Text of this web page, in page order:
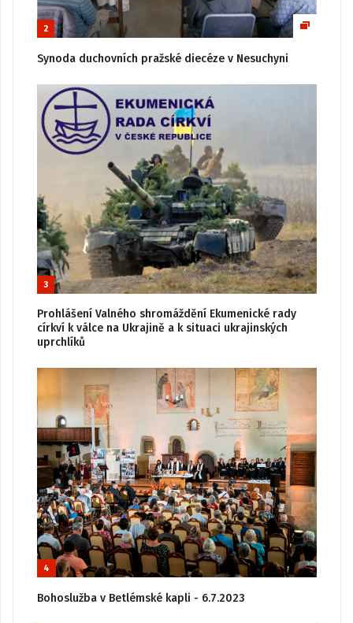
2
Synoda duchovních pražské diecéze v Nesuchyni
3
Prohlášení Valného shromáždění Ekumenické rady
církví k válce na Ukrajině a k situaci ukrajinských
uprchlíků
4
Bohoslužba v Betlémské kapli - 6.7.2023